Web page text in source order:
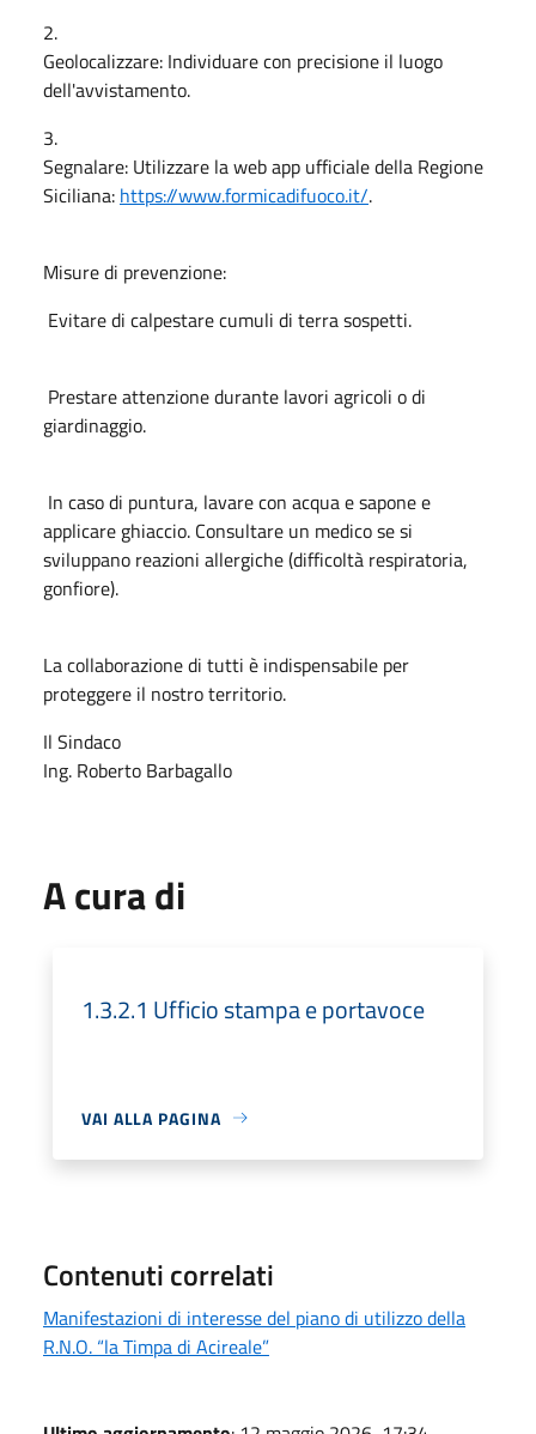
2.
Geolocalizzare: Individuare con precisione il luogo
dell'avvistamento.
3.
Segnalare: Utilizzare la web app ufficiale della Regione
Siciliana: https://www.formicadifuoco.it/.
Misure di prevenzione:
Evitare di calpestare cumuli di terra sospetti.
Prestare attenzione durante lavori agricoli o di
giardinaggio.
In caso di puntura, lavare con acqua e sapone e
applicare ghiaccio. Consultare un medico se si
sviluppano reazioni allergiche (difficoltà respiratoria,
gonfiore).
La collaborazione di tutti è indispensabile per
proteggere il nostro territorio.
Il Sindaco
Ing. Roberto Barbagallo
A cura di
1.3.2.1 Ufficio stampa e portavoce
VAI ALLA PAGINA
Contenuti correlati
Manifestazioni di interesse del piano di utilizzo della
R.N.O. “la Timpa di Acireale”